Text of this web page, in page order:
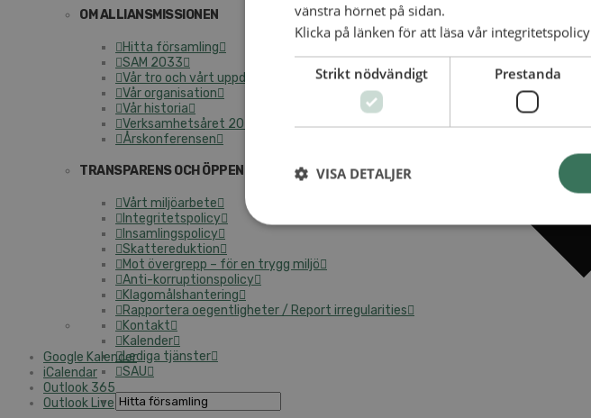
OM ALLIANSMISSIONEN
Hitta församling
SAM 2033
Vår tro och vårt uppdrag
Vår organisation
Vår historia
Verksamhetsåret 2025
Årskonferensen
TRANSPARENS OCH ÖPPENHET
Vårt miljöarbete
Integritetspolicy
Insamlingspolicy
Skattereduktion
Mot övergrepp – för en trygg miljö
Anti-korruptionspolicy
Klagomålshantering
Rapportera oegentligheter / Report irregularities
Kontakt
Kalender
Lediga tjänster
SAU
Google Kalender
iCalendar
Outlook 365
Outlook Live
vänstra hörnet på sidan.
Klicka på länken för att läsa vår integritetspolicy
Strikt nödvändigt Prestanda
VISA DETALJER